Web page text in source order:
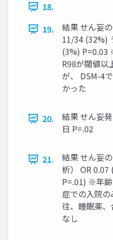
18.
19.
結果 せん妄
11/34 (32%)
(3%) P=0.03
R98が閾値以
が、 DSM-4
かった
20.
結果 せん妄
日 P=.02
21.
結果 せん妄
析） OR
P=.01) ※年
症での入院
往、睡眠薬
なし